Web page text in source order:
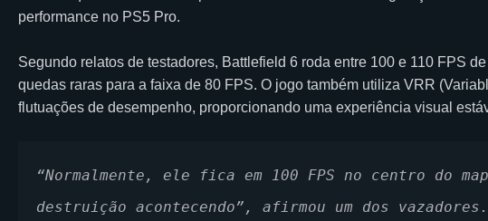
performance no PS5 Pro.
Segundo relatos de testadores, Battlefield 6 roda entre 100 e 110 FPS
quedas raras para a faixa de 80 FPS. O jogo também utiliza VRR
flutuações de desempenho, proporcionando uma experiência visual
“Normalmente, ele fica em 100 FPS no centro do
destruição acontecendo”, afirmou um dos vazadores.